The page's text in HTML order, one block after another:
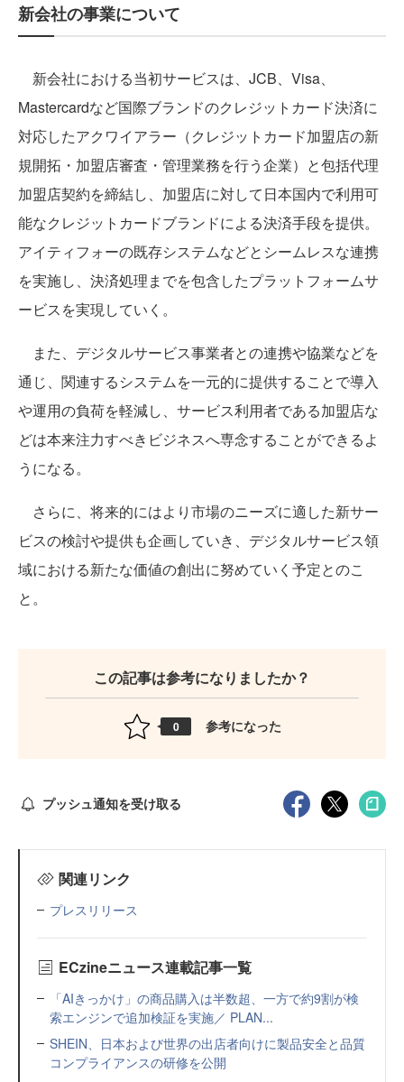
新会社の事業について
新会社における当初サービスは、JCB、Visa、
Mastercardなど国際ブランドのクレジットカード決済に
対応したアクワイアラー（クレジットカード加盟店の新
規開拓・加盟店審査・管理業務を行う企業）と包括代理
加盟店契約を締結し、加盟店に対して日本国内で利用可
能なクレジットカードブランドによる決済手段を提供。
アイティフォーの既存システムなどとシームレスな連携
を実施し、決済処理までを包含したプラットフォームサ
ービスを実現していく。
また、デジタルサービス事業者との連携や協業などを
通じ、関連するシステムを一元的に提供することで導入
や運用の負荷を軽減し、サービス利用者である加盟店な
どは本来注力すべきビジネスへ専念することができるよ
うになる。
さらに、将来的にはより市場のニーズに適した新サー
ビスの検討や提供も企画していき、デジタルサービス領
域における新たな価値の創出に努めていく予定とのこ
と。
この記事は参考になりましたか？
0 参考になった
プッシュ通知を受け取る
関連リンク
プレスリリース
ECzineニュース連載記事一覧
「AIきっかけ」の商品購入は半数超、一方で約9割が検
索エンジンで追加検証を実施／ PLAN...
SHEIN、日本および世界の出店者向けに製品安全と品質
コンプライアンスの研修を公開